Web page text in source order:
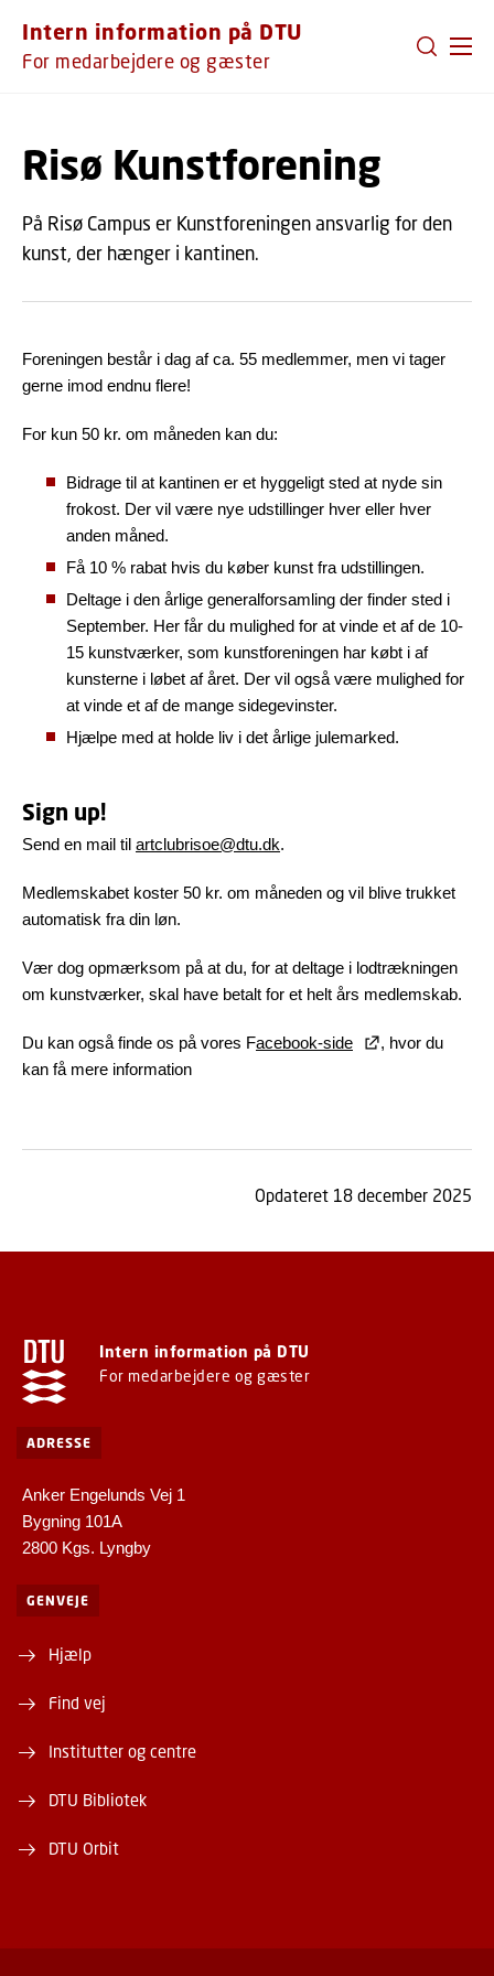
Intern information på DTU
For medarbejdere og gæster
Risø Kunstforening
På Risø Campus er Kunstforeningen ansvarlig for den
kunst, der hænger i kantinen.
Foreningen består i dag af ca. 55 medlemmer, men vi tager
gerne imod endnu flere!
For kun 50 kr. om måneden kan du:
Bidrage til at kantinen er et hyggeligt sted at nyde sin
frokost. Der vil være nye udstillinger hver eller hver
anden måned.
Få 10 % rabat hvis du køber kunst fra udstillingen.
Deltage i den årlige generalforsamling der finder sted i
September. Her får du mulighed for at vinde et af de 10-
15 kunstværker, som kunstforeningen har købt i af
kunsterne i løbet af året. Der vil også være mulighed for
at vinde et af de mange sidegevinster.
Hjælpe med at holde liv i det årlige julemarked.
Sign up!
Send en mail til artclubrisoe@dtu.dk.
Medlemskabet koster 50 kr. om måneden og vil blive trukket
automatisk fra din løn.
Vær dog opmærksom på at du, for at deltage i lodtrækningen
om kunstværker, skal have betalt for et helt års medlemskab.
Du kan også finde os på vores Facebook-side
, hvor du
kan få mere information
Opdateret 18 december 2025
Intern information på DTU
For medarbejdere og gæster
ADRESSE
Anker Engelunds Vej 1
Bygning 101A
2800 Kgs. Lyngby
GENVEJE
Hjælp
Find vej
Institutter og centre
DTU Bibliotek
DTU Orbit